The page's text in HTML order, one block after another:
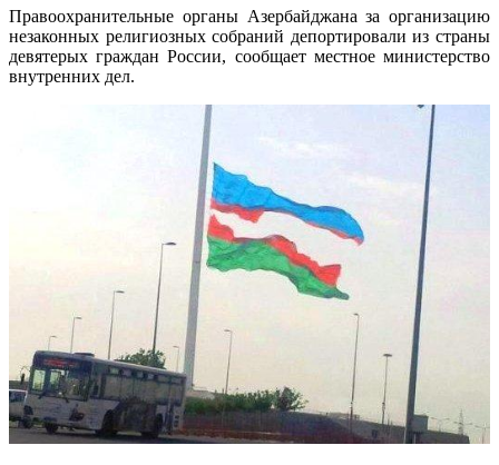
Правоохранительные органы Азербайджана за организацию
незаконных религиозных собраний депортировали из страны
девятерых граждан России, сообщает местное министерство
внутренних дел.